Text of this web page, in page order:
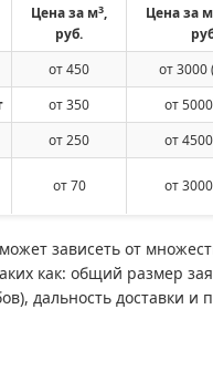
Цена за м3,
руб.
Цена за
от 450 от 3000
от 350 от 5000
от 250 от 4500
от 70 от 3000
зависеть от
как: общий размер
дальность доставки и